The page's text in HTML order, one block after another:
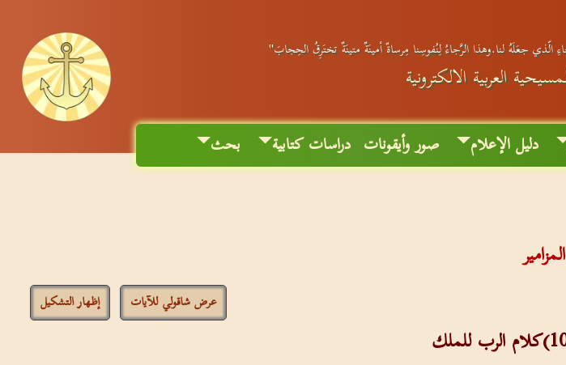
جعَلَهُ لنا.وهذا الرَّجاءُ لِنُفوسِنا مِرساةٌ أمينَةٌ متينَةٌ تختَرِقُ الحِجابَ"
العربية الالكترونية
دليل الإعلام صور وأيقونات دراسات كتابية بحث
المزامير
عرض شاقولي للآيات إظهار التشكيل